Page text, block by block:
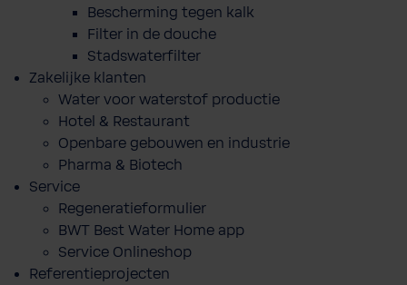
Bescherming tegen kalk
Filter in de douche
Stadswaterfilter
Zakelijke klanten
Water voor waterstof productie
Hotel & Restaurant
Openbare gebouwen en industrie
Pharma & Biotech
Service
Regeneratieformulier
BWT Best Water Home app
Service Onlineshop
Referentieprojecten